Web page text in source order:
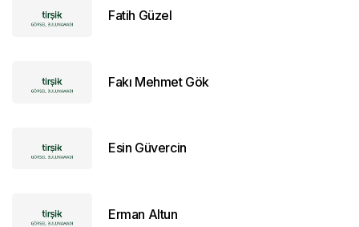
Fatih Güzel
Fakı Mehmet Gök
Esin Güvercin
Erman Altun